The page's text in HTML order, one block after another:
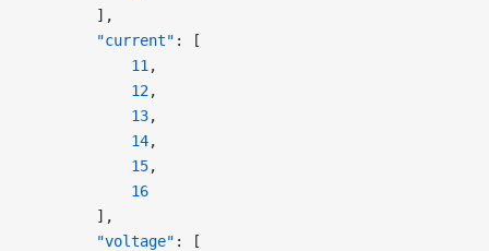
        ],
        "current"
: [
            11
,
            12
,
            13
,
            14
,
            15
,
            16
        ],
        "voltage"
: [